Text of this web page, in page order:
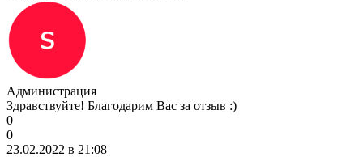
Администрация
Здравствуйте! Благодарим Вас за отзыв :)
0
0
23.02.2022 в 21:08